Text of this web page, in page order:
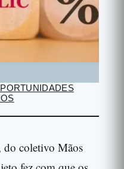
do coletivo Mãos